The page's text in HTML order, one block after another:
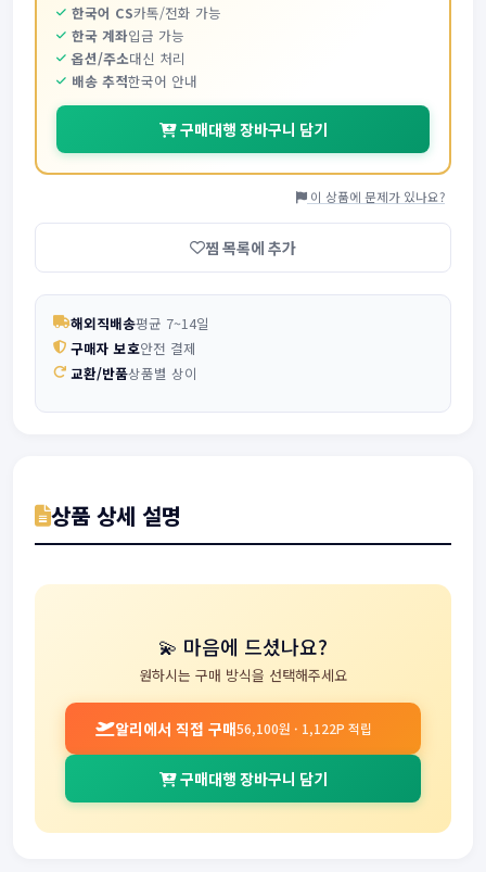
한국어 CS카톡/전화 가능
한국 계좌입금 가능
옵션/주소대신 처리
배송 추적한국어 안내
구매대행 장바구니 담기
이 상품에 문제가 있나요?
찜 목록에 추가
해외직배송평균 7~14일
구매자 보호안전 결제
교환/반품상품별 상이
상품 상세 설명
💫 마음에 드셨나요?
원하시는 구매 방식을 선택해주세요
알리에서 직접 구매56,100원 · 1,122P 적립
구매대행 장바구니 담기